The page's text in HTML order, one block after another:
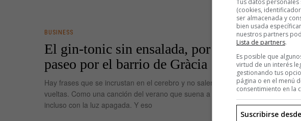
BUSINESS
El gin-tonic sin ensalada, por favor: un
paseo por el barrio de Gràcia
Hay frases que se incrustan en el cerebro y no salen. Dan vueltas y
vueltas. Como una canción del verano que suena a todas horas,
incluso con la luz apagada. Y eso
(cookies,
ser almacenada y
bien usada
nuestros partners
Lista de partners.
Es posible que
virtud de un interés
gestionando tus
página o en el menú
consentimiento en la
Suscribirse